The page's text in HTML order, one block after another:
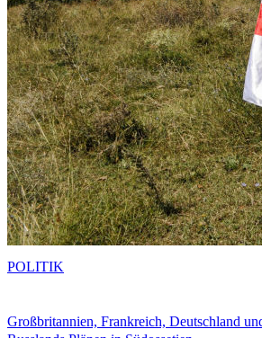
Großbritannien, Frankreich, Deutschland
POLITIK